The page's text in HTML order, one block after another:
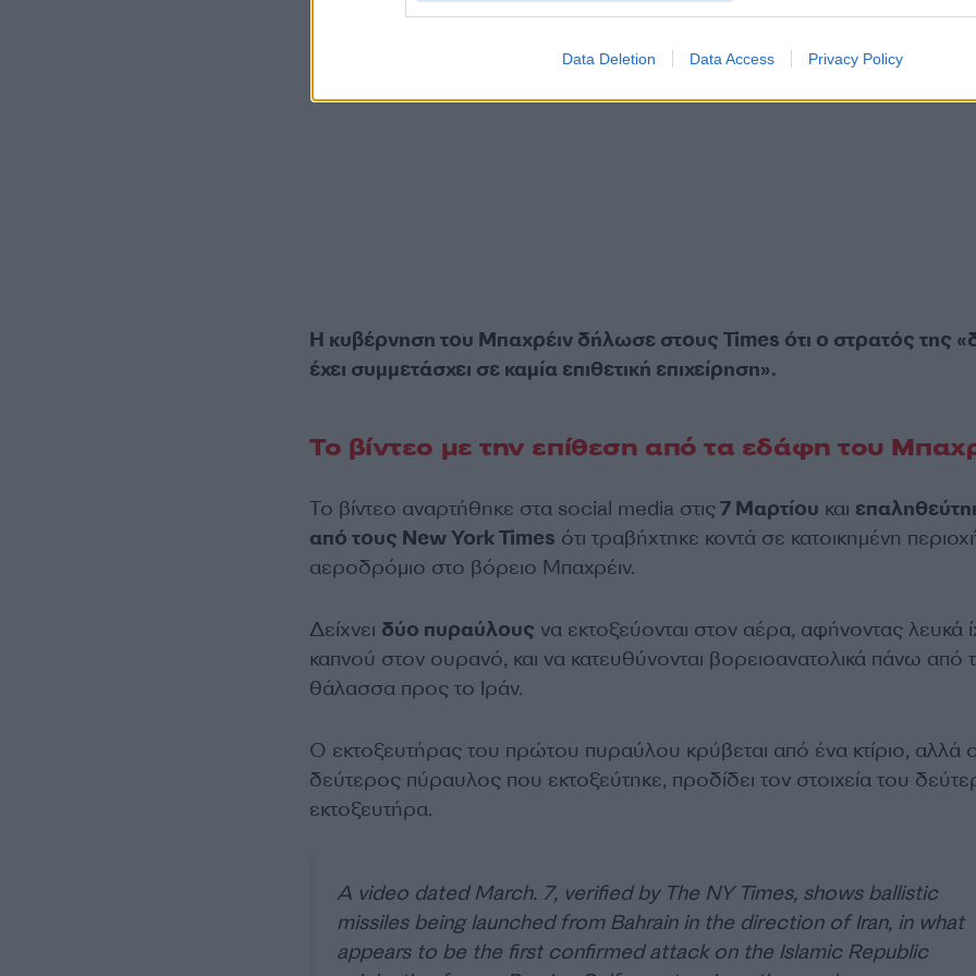
Data Deletion Data Access Privacy Policy
Η κυβέρνηση του Μπαχρέιν δήλωσε στους Times ότι ο στρατός της
έχει συμμετάσχει σε καμία επιθετική επιχείρηση».
Το βίντεο με την επίθεση από τα εδάφη του
Το βίντεο αναρτήθηκε στα social media στις7 Μαρτίου και
από τους New York Times ότι τραβήχτηκε κοντά σε κατοικημένη
αεροδρόμιο στο βόρειο Μπαχρέιν.
Δείχνει δύο πυραύλους να εκτοξεύονται στον αέρα, αφήνοντας λευκά
καπνού στον ουρανό, και να κατευθύνονται βορειοανατολικά πάνω από
θάλασσα προς το Ιράν.
Ο εκτοξευτήρας του πρώτου πυραύλου κρύβεται από ένα κτίριο, αλλά
δεύτερος πύραυλος που εκτοξεύτηκε, προδίδει τον στοιχεία του
εκτοξευτήρα.
A video dated March. 7, verified by The NY Times, shows ballistic
missiles being launched from Bahrain in the direction of Iran, in what
appears to be the first confirmed attack on the Islamic Republic